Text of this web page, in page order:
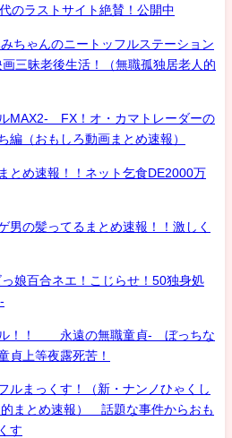
のラストサイト絶賛！公開中
ちゃんのニートッフルステーション
三昧老後生活！（無職孤独居老人的
MAX2- FX！オ・カマトレーダーの
（おもしろ動画まとめ速報）
とめ速報！！ネット乞食DE2000万
男の髪ってるまとめ速報！！激しく
娘百合ネエ！こじらせ！50独身処
ル！！ 永遠の無職童貞- ぼっちな
貞上等夜露死苦！
ルまっくす！（新・ナンノひゃくし
まとめ速報） 話題な事件からおも
す